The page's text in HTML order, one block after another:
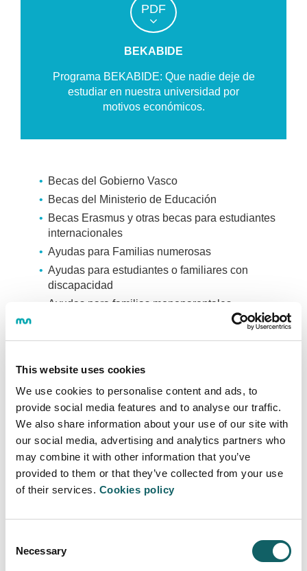
This website uses cookies
We use cookies to personalise content and ads, to
provide social media features and to analyse our traffic.
We also share information about your use of our site with
our social media, advertising and analytics partners who
may combine it with other information that you’ve
provided to them or that they’ve collected from your use
of their services. Cookies policy
Selection
Necessary
PDF
BEKABIDE
Programa BEKABIDE: Que nadie deje de
estudiar en nuestra universidad por
motivos económicos.
Becas del Gobierno Vasco
Becas del Ministerio de Educación
Becas Erasmus y otras becas para estudiantes
internacionales
Ayudas para Familias numerosas
Ayudas para estudiantes o familiares con
discapacidad
Ayudas para familias monoparentales
Ayudas víctimas de violencia de género
protección internacional y temporal, y apátridas
Ayudas para personas beneficiarias del Ingreso
Mínimo Vital
Ayudas para estudiantes con matrícula de honor
en bachillerato o Ciclo Formativo de Grado
Superior
Ayudas para compaginar estudios y trabajo
Ayudas para el Trabajo Fin de Grado